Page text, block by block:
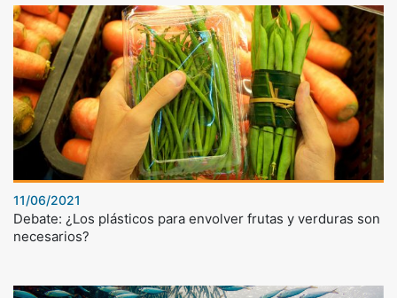
11/06/2021
Debate: ¿Los plásticos para envolver frutas y verduras son
necesarios?